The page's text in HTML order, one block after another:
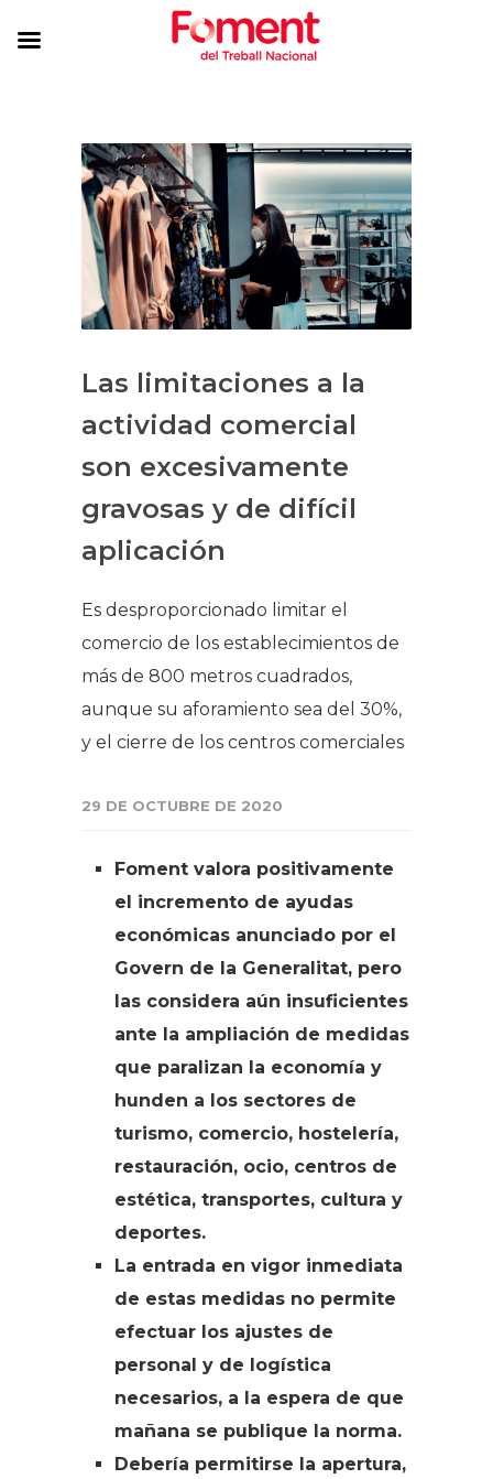
Las limitaciones a la
actividad comercial
son excesivamente
gravosas y de difícil
aplicación
Es desproporcionado limitar el
comercio de los establecimientos de
más de 800 metros cuadrados,
aunque su aforamiento sea del 30%,
y el cierre de los centros comerciales
29 DE OCTUBRE DE 2020
Foment valora positivamente
el incremento de ayudas
económicas anunciado por el
Govern de la Generalitat, pero
las considera aún insuficientes
ante la ampliación de medidas
que paralizan la economía y
hunden a los sectores de
turismo, comercio, hostelería,
restauración, ocio, centros de
estética, transportes, cultura y
deportes.
La entrada en vigor inmediata
de estas medidas no permite
efectuar los ajustes de
personal y de logística
necesarios, a la espera de que
mañana se publique la norma.
Debería permitirse la apertura,